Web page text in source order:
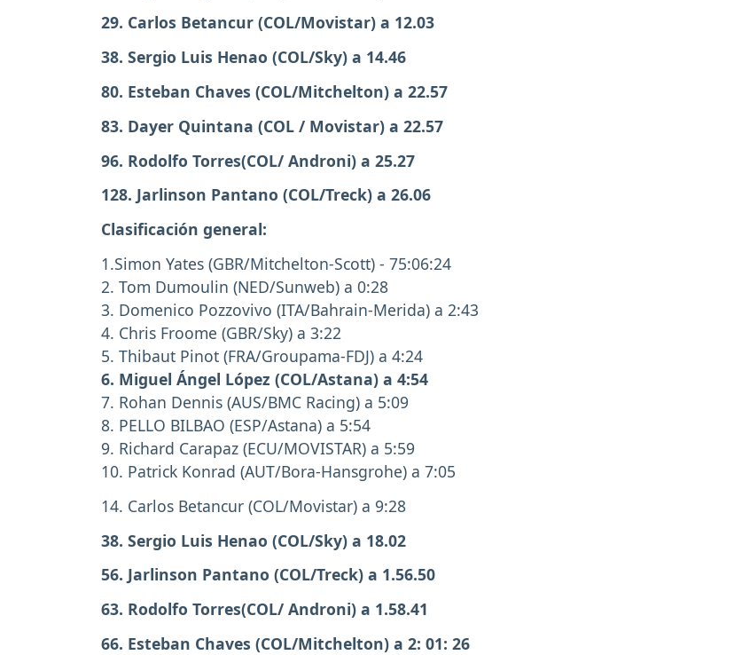
29. Carlos Betancur (COL/Movistar) a 12.03
38. Sergio Luis Henao (COL/Sky) a 14.46
80. Esteban Chaves (COL/Mitchelton) a 22.57
83. Dayer Quintana (COL / Movistar) a 22.57
96. Rodolfo Torres(COL/ Androni) a 25.27
128. Jarlinson Pantano (COL/Treck) a 26.06
Clasificación general:
1.Simon Yates (GBR/Mitchelton-Scott) - 75:06:24
2. Tom Dumoulin (NED/Sunweb) a 0:28
3. Domenico Pozzovivo (ITA/Bahrain-Merida) a 2:43
4. Chris Froome (GBR/Sky) a 3:22
5. Thibaut Pinot (FRA/Groupama-FDJ) a 4:24
6. Miguel Ángel López (COL/Astana) a 4:54
7. Rohan Dennis (AUS/BMC Racing) a 5:09
8. PELLO BILBAO (ESP/Astana) a 5:54
9. Richard Carapaz (ECU/MOVISTAR) a 5:59
10. Patrick Konrad (AUT/Bora-Hansgrohe) a 7:05
14. Carlos Betancur (COL/Movistar) a 9:28
38. Sergio Luis Henao (COL/Sky) a 18.02
56. Jarlinson Pantano (COL/Treck) a 1.56.50
63. Rodolfo Torres(COL/ Androni) a 1.58.41
66. Esteban Chaves (COL/Mitchelton) a 2: 01: 26